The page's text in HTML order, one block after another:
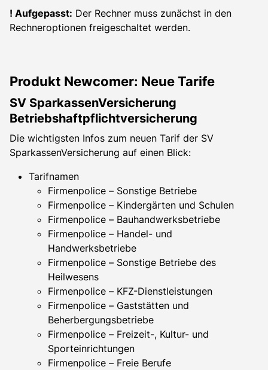
! Aufgepasst: Der Rechner muss zunächst in den
Rechneroptionen freigeschaltet werden.
Produkt Newcomer: Neue Tarife
SV SparkassenVersicherung
Betriebshaftpflichtversicherung
Die wichtigsten Infos zum neuen Tarif der SV
SparkassenVersicherung auf einen Blick:
Tarifnamen
Firmenpolice – Sonstige Betriebe
Firmenpolice – Kindergärten und Schulen
Firmenpolice – Bauhandwerksbetriebe
Firmenpolice – Handel- und
Handwerksbetriebe
Firmenpolice – Sonstige Betriebe des
Heilwesens
Firmenpolice – KFZ-Dienstleistungen
Firmenpolice – Gaststätten und
Beherbergungsbetriebe
Firmenpolice – Freizeit-, Kultur- und
Sporteinrichtungen
Firmenpolice – Freie Berufe